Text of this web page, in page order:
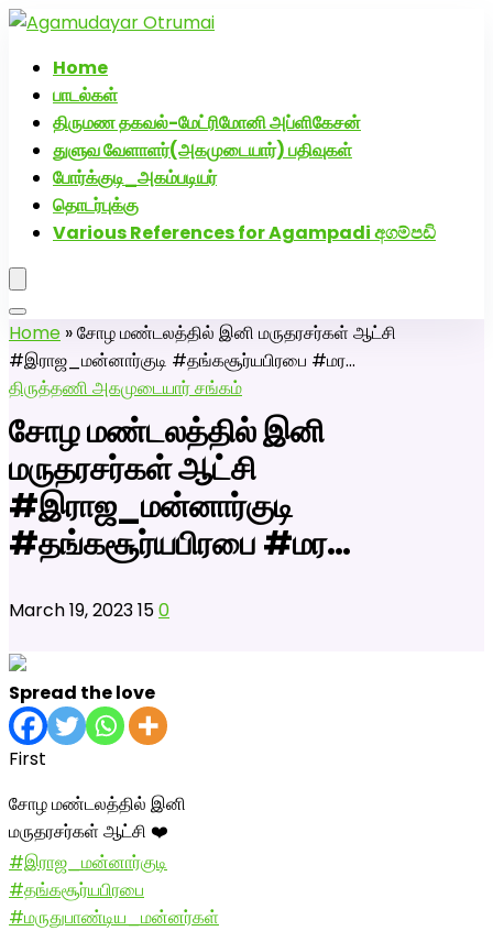
Home
பாடல்கள்
திருமண தகவல்-மேட்ரிமோனி அப்ளிகேசன்
துளுவ வேளாளர்(அகமுடையார்) பதிவுகள்
போர்க்குடி_அகம்படியர்
தொடர்புக்கு
Various References for Agampadi අගම්පඩි
Home »சோழ மண்டலத்தில் இனி மருதரசர்கள் ஆட்சி
#இராஜ_மன்னார்குடி #தங்கசூர்யபிரபை #மர…
திருத்தணி அகமுடையார் சங்கம்
சோழ மண்டலத்தில் இனி
மருதரசர்கள் ஆட்சி
#இராஜ_மன்னார்குடி
#தங்கசூர்யபிரபை #மர…
March 19, 2023150
Spread the love
First
சோழ மண்டலத்தில் இனி
மருதரசர்கள் ஆட்சி ❤️
#இராஜ_மன்னார்குடி
#தங்கசூர்யபிரபை
#மருதுபாண்டிய_மன்னர்கள்
அகமுடையார் திருமண வரன்களுக்கு அகமுடையார்மேட்ரி-